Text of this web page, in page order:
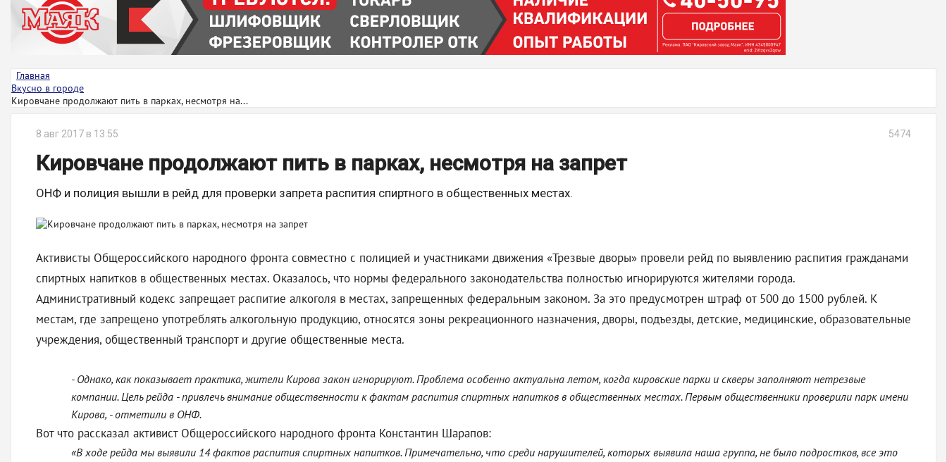
ЗАВОДУ "МАЯК" 85 ЛЕТ
ЭКОЛОГИЯ
Главная
Вкусно в городе
Кировчане продолжают пить в парках, несмотря на...
8 авг 2017 в 13:55 5474
Кировчане продолжают пить в парках, несмотря на запрет
ОНФ и полиция вышли в рейд для проверки запрета распития спиртного в общественных местах.
Активисты Общероссийского народного фронта совместно с полицией и участниками движения «Трезвые дворы» провели рейд по выявлению распития гражданами
спиртных напитков в общественных местах. Оказалось, что нормы федерального законодательства полностью игнорируются жителями города.
Административный кодекс запрещает распитие алкоголя в местах, запрещенных федеральным законом. За это предусмотрен штраф от 500 до 1500 рублей. К
местам, где запрещено употреблять алкогольную продукцию, относятся зоны рекреационного назначения, дворы, подъезды, детские, медицинские, образовательные
учреждения, общественный транспорт и другие общественные места.
- Однако, как показывает практика, жители Кирова закон игнорируют. Проблема особенно актуальна летом, когда кировские парки и скверы заполняют нетрезвые
компании. Цель рейда - привлечь внимание общественности к фактам распития спиртных напитков в общественных местах. Первым общественники проверили парк имени
Кирова, - отметили в ОНФ.
Вот что рассказал активист Общероссийского народного фронта Константин Шарапов:
«В ходе рейда мы выявили 14 фактов распития спиртных напитков. Примечательно, что среди нарушителей, которых выявила наша группа, не было подростков, все это